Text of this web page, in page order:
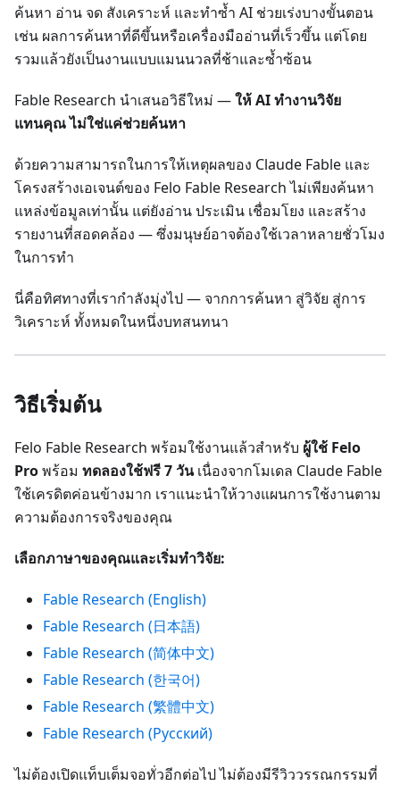
ค้นหา อ่าน จด สังเคราะห์ และทำซ้ำ AI ช่วยเร่งบางขั้นตอน
เช่น ผลการค้นหาที่ดีขึ้นหรือเครื่องมืออ่านที่เร็วขึ้น แต่โดย
รวมแล้วยังเป็นงานแบบแมนนวลที่ช้าและซ้ำซ้อน
Fable Research นำเสนอวิธีใหม่ —ให้ AI ทำงานวิจัย
แทนคุณ ไม่ใช่แค่ช่วยค้นหา
ด้วยความสามารถในการให้เหตุผลของ Claude Fable และ
โครงสร้างเอเจนต์ของ Felo Fable Research ไม่เพียงค้นหา
แหล่งข้อมูลเท่านั้น แต่ยังอ่าน ประเมิน เชื่อมโยง และสร้าง
รายงานที่สอดคล้อง — ซึ่งมนุษย์อาจต้องใช้เวลาหลายชั่วโมง
ในการทำ
นี่คือทิศทางที่เรากำลังมุ่งไป — จากการค้นหา สู่วิจัย สู่การ
วิเคราะห์ ทั้งหมดในหนึ่งบทสนทนา
วิธีเริ่มต้น
Felo Fable Research พร้อมใช้งานแล้วสำหรับ ผู้ใช้ Felo
Proพร้อม ทดลองใช้ฟรี 7 วันเนื่องจากโมเดล Claude Fable
ใช้เครดิตค่อนข้างมาก เราแนะนำให้วางแผนการใช้งานตาม
ความต้องการจริงของคุณ
เลือกภาษาของคุณและเริ่มทำวิจัย:
Fable Research (English)
Fable Research (日本語)
Fable Research (简体中文)
Fable Research (한국어)
Fable Research (繁體中文)
Fable Research (Русский)
ไม่ต้องเปิดแท็บเต็มจอทั่วอีกต่อไป ไม่ต้องมีรีวิววรรณกรรมที่